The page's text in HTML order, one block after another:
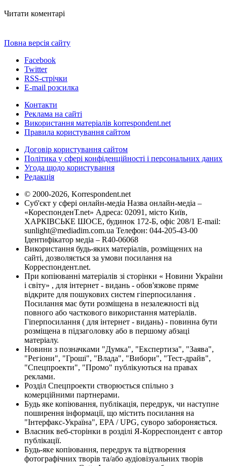
Читати коментарі
Повна версія сайту
Facebook
Twitter
RSS-стрічки
E-mail розсилка
Контакти
Реклама на сайті
Використання матеріалів korrespondent.net
Правила користування сайтом
Договір користування сайтом
Політика у сфері конфіденційності і персональних даних
Угода щодо користування
Редакція
© 2000-2026, Korrespondent.net
Суб'єкт у сфері онлайн-медіа Назва онлайн-медіа –
«КореспонденТ.net» Адреса: 02091, місто Київ,
ХАРКІВСЬКЕ ШОСЕ, будинок 172-Б, офіс 208/1 E-mail:
sunlight@mediadim.com.ua Телефон: 044-205-43-00
Ідентифікатор медіа – R40-06068
Використання будь-яких матеріалів, розміщених на
сайті, дозволяється за умови посилання на
Корреспондент.net.
При копіюванні матеріалів зі сторінки « Новини України
і світу» , для інтернет - видань - обов'язкове пряме
відкрите для пошукових систем гіперпосилання .
Посилання має бути розміщена в незалежності від
повного або часткового використання матеріалів.
Гіперпосилання ( для інтернет - видань) - повинна бути
розміщена в підзаголовку або в першому абзаці
матеріалу.
Новини з позначками "Думка", "Експертиза", "Заява",
"Регіони", "Гроші", "Влада", "Вибори", "Тест-драйв",
"Спецпроекти", "Промо" публікуються на правах
реклами.
Розділ Спецпроекти створюється спільно з
комерційними партнерами.
Будь яке копіювання, публікація, передрук, чи наступне
поширення інформації, що містить посилання на
"Інтерфакс-Україна", EPA / UPG, суворо забороняється.
Власник веб-сторінки в розділі Я-Корреспондент є автор
публікації.
Будь-яке копіювання, передрук та відтворення
фотографічних творів та/або аудіовізуальних творів